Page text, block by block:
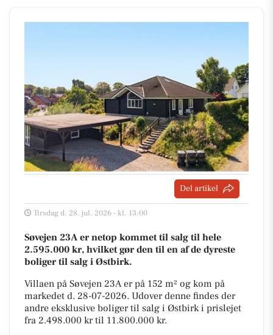
Del artikel
Tirsdag d. 28. jul. 2026 - kl. 13:00
Søvejen 23A er netop kommet til salg til hele
2.595.000 kr, hvilket gør den til en af de dyreste
boliger til salg i Østbirk.
Villaen på Søvejen 23A er på 152 m² og kom på
markedet d. 28-07-2026. Udover denne findes der
andre eksklusive boliger til salg i Østbirk i prislejet
fra 2.498.000 kr til 11.800.000 kr.